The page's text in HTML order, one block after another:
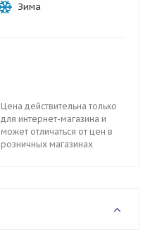
Зима
Цена действительна только
для интернет-магазина и
может отличаться от цен в
розничных магазинах